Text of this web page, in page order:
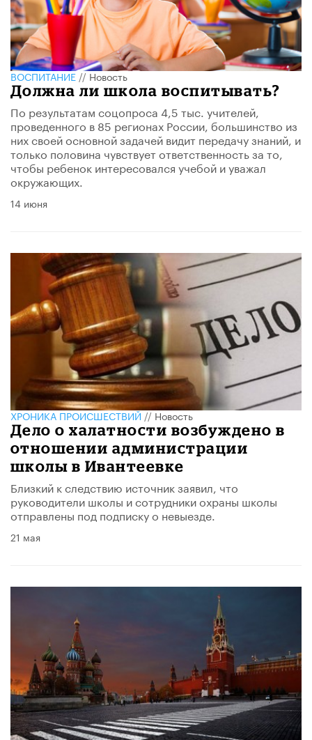
ВОСПИТАНИЕ//Новость
Должна ли школа воспитывать?
По результатам соцопроса 4,5 тыс. учителей,
проведенного в 85 регионах России, большинство из
них своей основной задачей видит передачу знаний, и
только половина чувствует ответственность за то,
чтобы ребенок интересовался учебой и уважал
окружающих.
14 июня
ХРОНИКА ПРОИСШЕСТВИЙ//Новость
Дело о халатности возбуждено в
отношении администрации
школы в Ивантеевке
Близкий к следствию источник заявил, что
руководители школы и сотрудники охраны школы
отправлены под подписку о невыезде.
21 мая